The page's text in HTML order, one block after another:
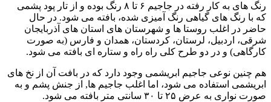
رنگ های به کار رفته در جاجیم ۶ تا ۸ رنگ بوده و از تار پود پشمی
که با رنگ های گیاهی رنگ آمیزی شده، بافته می شود. در حال
حاضر در اغلب روستا ها و شهرستان های استان های آذربایجان
شرقی، اردبیل، لرستان، کردستان، همدان و فارس (به صورت
کارگاهی) و در دو طرح کلی راه راه و ستاره ای بافته می شود.
هم چنین نوعی جاجیم ابریشمی وجود دارد که در بافت آن از نخ های
ابریشمی استفاده می شود، اما اغلب جاجیم ها, از جنش پشم و به
صورت نواری به عرض ۲۵ تا ۳۰ سانتی متر بافته می شود.